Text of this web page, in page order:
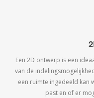
Een 2D ontwerp is een
van de
een ruimte ingedeeld kan
past en of er